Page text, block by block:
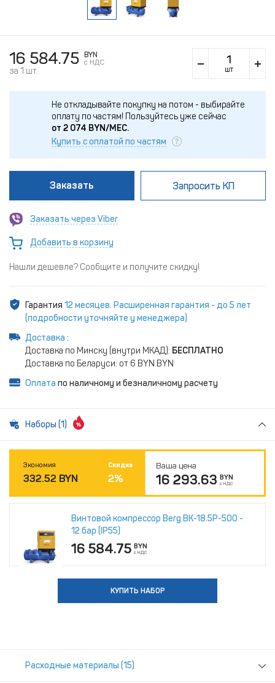
16 584.75
BYN
c НДС
за 1 шт. шт
Не откладывайте покупку на потом - выбирайте
оплату по частям! Пользуйтесь уже сейчас
от 2 074 BYN/МЕС.
Купить с оплатой по частям
Заказать Запросить КП
Заказать через Viber
Добавить в корзину
Нашли дешевле? Сообщите и получите скидку!
Гарантия 12 месяцев. Расширенная гарантия - до 5 лет
(подробности уточняйте у менеджера)
Доставка :
Доставка по Минску (внутри МКАД): БЕСПЛАТНО
Доставка по Беларуси: от 6 BYN BYN
Оплата по наличному и безналичному расчету
Наборы (1)
Экономия
332.52 BYN
Скидка
2%
Ваша цена
16 293.63 BYN
с НДС
КУПИТЬ НАБОР
Винтовой компрессор Berg ВК-18.5Р-500 -
12 бар (IP55)
16 584.75 BYN
с НДС
Расходные материалы (15)